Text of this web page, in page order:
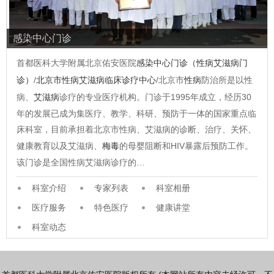
感染中心门诊
首都医科大学附属北京佑安医院感染中心门诊（性病艾滋病门
诊） /北京市性病艾滋病临床诊疗中心/北京市性病防治所是以性
病、 艾滋病诊疗的专业医疗机构。门诊于1995年成立，经历30
年的发展已成为集医疗、教学、科研、预防于一体的国家重点临
床科室，目前承担着北京市性病、艾滋病的诊断、治疗、关怀、
健康教育以及艾滋病、 梅毒的母婴阻断和HIV暴露后预防工作。
该门诊是全国性病艾滋病诊疗的…
科室介绍 专家列表
科室相册
医疗服务
特色医疗
健康讲堂
科室动态